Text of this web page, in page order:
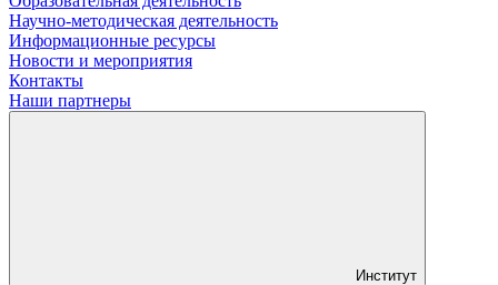
Научно-методическая деятельность
Информационные ресурсы
Новости и мероприятия
Контакты
Наши партнеры
Институт